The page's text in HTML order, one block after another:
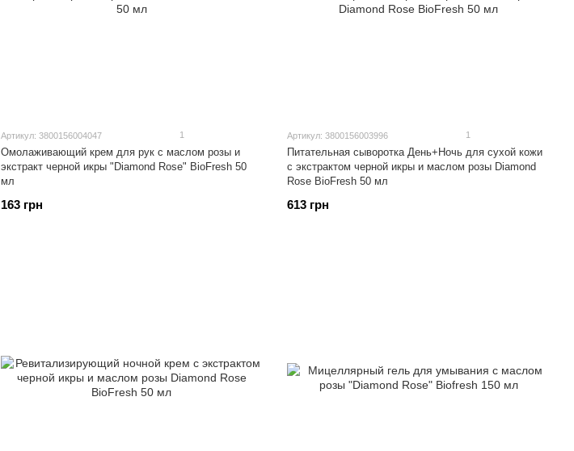
Артикул: 3800156004047 1
Омолаживающий крем для рук с маслом розы и
экстракт черной икры "Diamond Rose" BioFresh 50
мл
163 грн
Артикул: 3800156003996 1
Питательная сыворотка День+Ночь для сухой кожи
с экстрактом черной икры и маслом розы Diamond
Rose BioFresh 50 мл
613 грн